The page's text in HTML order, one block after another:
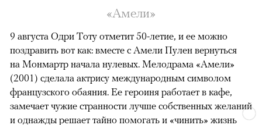
«Амели»
9 августа Одри Тоту отметит 50-летие, и ее можно
поздравить вот как: вместе с Амели Пулен вернуться
на Монмартр начала нулевых. Мелодрама «Амели»
(2001) сделала актрису международным символом
французского обаяния. Ее героиня работает в кафе,
замечает чужие странности лучше собственных желаний
и однажды решает тайно помогать и «чинить» жизнь